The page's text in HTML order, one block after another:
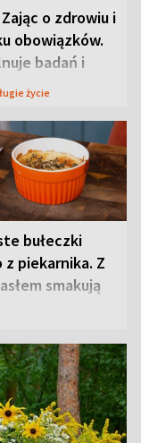
o zdrowiu i
obowiązków.
badań i
życie
bułeczki
piekarnika. Z
smakują
lepiej